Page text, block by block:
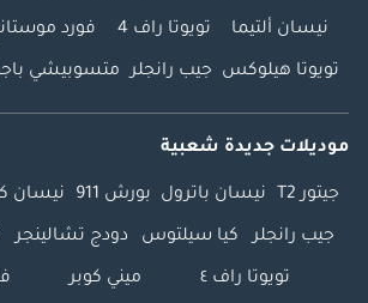
نيسان ألتيما تويوتا راف 4 فورد
تويوتا هيلوكس جيب رانجلر متسوبيشي
موديلات جديدة شعبية
جيتور T2 نيسان باترول بورش 911 نيسان
جيب رانجلر كيا سيلتوس دودج تشالينجر
تويوتا راف ٤ ميني كوبر